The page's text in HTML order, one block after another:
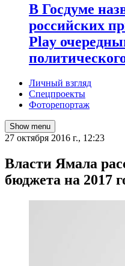
В Госдуме
российских
Play
Личный взгляд
Спецпроекты
Фоторепортаж
Show menu
27 октября 2016 г., 12:23
​Власти Ямала
бюджета на 2017